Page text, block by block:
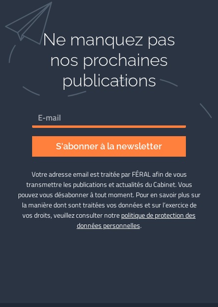
Ne manquez pas
nos prochaines
publications
S'abonner à la newsletter
Votre adresse email est traitée par FÉRAL afin de vous
transmettre les publications et actualités du Cabinet. Vous
pouvez vous désabonner à tout moment. Pour en savoir plus sur
la manière dont sont traitées vos données et sur l’exercice de
vos droits, veuillez consulter notrepolitique de protection des
données personnelles.